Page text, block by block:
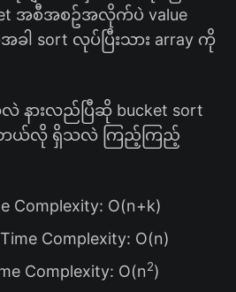
အစီအစဥ်အလိုက်ပဲ value
sort လုပ်ပြီးသား array ကို
းလည်ပြီဆို bucket sort
ဘယ်လို ရှိသလဲ ကြည့်ကြည့်
Complexity: O(n+k)
Complexity: O(n)
Complexity: O(n2)